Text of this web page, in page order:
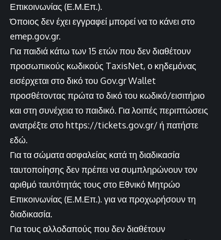
Επικοινωνίας (Ε.Μ.Επ.).
Όποιος δεν έχει εγγραφεί μπορεί να το κάνει στο
emep.gov.gr.
Για παιδιά κάτω των 15 ετών που δεν διαθέτουν
προσωπικούς κωδικούς TaxisNet, ο κηδεμόνας
εισέρχεται στο δικό του Gov.gr Wallet
προσθέτοντας πρώτα το δικό του κωδικό/εισιτήριο
και στη συνέχεια το παιδικό. Για λοιπές περιπτώσεις
ανατρέξτε στο https://tickets.gov.gr/ ή πατήστε
εδώ.
Για τα σώματα ασφαλείας κατά τη διαδικασία
ταυτοποίησης δεν πρέπει να συμπληρώνουν τον
αριθμό ταυτότητάς τους στο Εθνικό Μητρώο
Επικοινωνίας (Ε.Μ.Επ.). για να προχωρήσουν τη
διαδικασία.
Για τους αλλοδαπούς που δεν διαθέτουν